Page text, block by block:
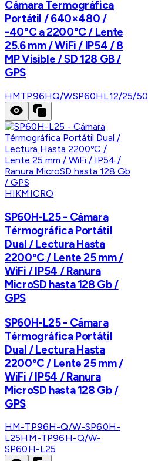
Cámara Termográfica
Portátil / 640×480 /
-40°C a 2200°C / Lente
25.6 mm / WiFi / IP54 / 8
MP Visible / SD 128 GB /
GPS
HMTP96HQ/WSP60HL12/25/50
HIKMICRO
SP60H-L25 - Cámara
Térmográfica Portátil
Dual / Lectura Hasta
2200ºC / Lente 25 mm /
WiFi / IP54 / Ranura
MicroSD hasta 128 Gb /
GPS
SP60H-L25 - Cámara
Térmográfica Portátil
Dual / Lectura Hasta
2200ºC / Lente 25 mm /
WiFi / IP54 / Ranura
MicroSD hasta 128 Gb /
GPS
HM-TP96H-Q/W-SP60H-
L25HM-TP96H-Q/W-
SP60H-L25